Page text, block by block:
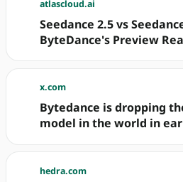
atlascloud.ai
Seedance 2.5 vs
ByteDance's Preview
x.com
Bytedance is dropping
model in the world in
hedra.com